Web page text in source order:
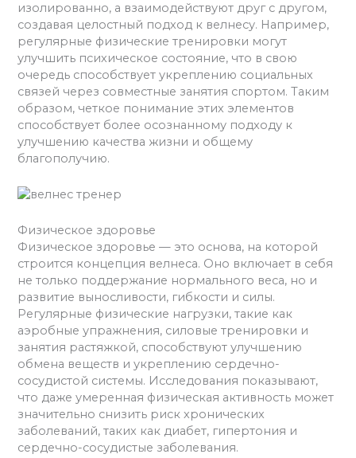
изолированно, а взаимодействуют друг с другом,
создавая целостный подход к велнесу. Например,
регулярные физические тренировки могут
улучшить психическое состояние, что в свою
очередь способствует укреплению социальных
связей через совместные занятия спортом. Таким
образом, четкое понимание этих элементов
способствует более осознанному подходу к
улучшению качества жизни и общему
благополучию.
Физическое здоровье
Физическое здоровье — это основа, на которой
строится концепция велнеса. Оно включает в себя
не только поддержание нормального веса, но и
развитие выносливости, гибкости и силы.
Регулярные физические нагрузки, такие как
аэробные упражнения, силовые тренировки и
занятия растяжкой, способствуют улучшению
обмена веществ и укреплению сердечно-
сосудистой системы. Исследования показывают,
что даже умеренная физическая активность может
значительно снизить риск хронических
заболеваний, таких как диабет, гипертония и
сердечно-сосудистые заболевания.